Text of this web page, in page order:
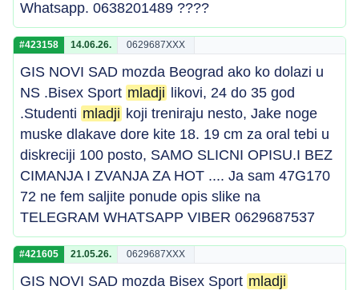
Whatsapp. 0638201489 ????
#423158 14.06.26. 0629687XXX
GIS NOVI SAD mozda Beograd ako ko dolazi u
NS .Bisex Sport mladji
likovi, 24 do 35 god
.Studenti mladji koji treniraju nesto, Jake noge
muske dlakave dore kite 18. 19 cm za oral tebi u
diskreciji 100 posto, SAMO SLICNI OPISU.I BEZ
CIMANJA I ZVANJA ZA HOT .... Ja sam 47G170
72 ne fem saljite ponude opis slike na
TELEGRAM WHATSAPP VIBER 0629687537
#421605 21.05.26. 0629687XXX
GIS NOVI SAD mozda Bisex Sport mladji